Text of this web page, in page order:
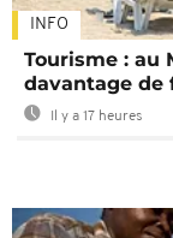
INFO
Tourisme : au
davantage de
Il y a 17 heures